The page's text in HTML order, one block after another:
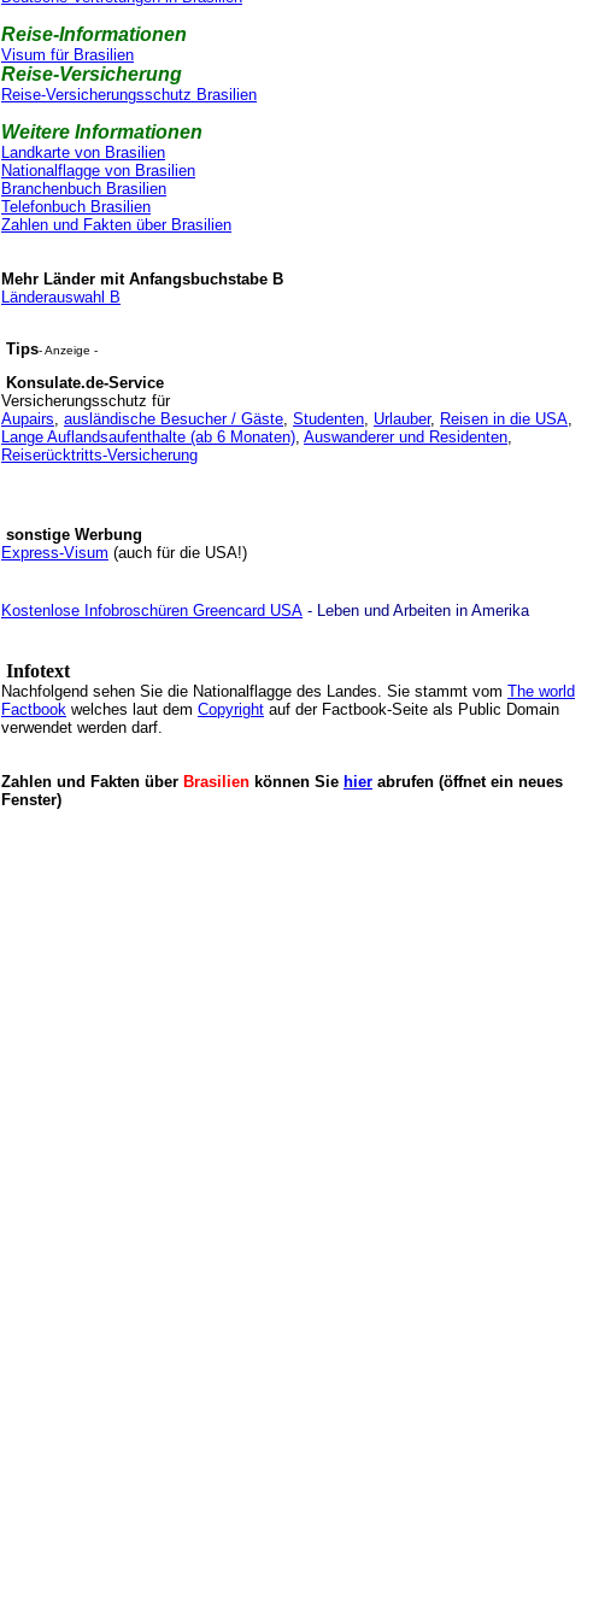
Reise-Informationen
Visum für Brasilien
Reise-Versicherung
Reise-Versicherungsschutz Brasilien
Weitere Informationen
Landkarte von Brasilien
Nationalflagge von Brasilien
Branchenbuch Brasilien
Telefonbuch Brasilien
Zahlen und Fakten über Brasilien
Mehr Länder mit Anfangsbuchstabe B
Länderauswahl B
Tips- Anzeige -
Konsulate.de-Service
Versicherungsschutz für
Aupairs, ausländische Besucher / Gäste, Studenten, Urlauber, Reisen in die USA,
Lange Auflandsaufenthalte (ab 6 Monaten), Auswanderer und Residenten,
Reiserücktritts-Versicherung
sonstige Werbung
Express-Visum (auch für die USA!)
Kostenlose Infobroschüren Greencard USA - Leben und Arbeiten in Amerika
Infotext
Nachfolgend sehen Sie die Nationalflagge des Landes. Sie stammt vom The world
Factbook welches laut dem Copyright auf der Factbook-Seite als Public Domain
verwendet werden darf.
Zahlen und Fakten über Brasilien können Sie hier abrufen (öffnet ein neues
Fenster)